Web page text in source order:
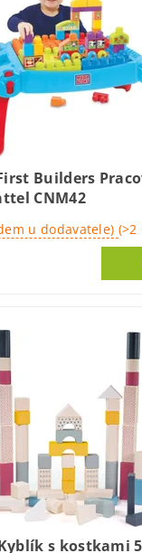
Builders
CNM42
u dodavatele) (>2
s kostkami